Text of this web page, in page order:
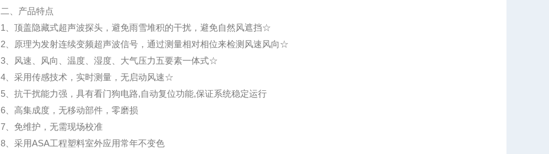
二、产品特点
1、顶盖隐藏式超声波探头，避免雨雪堆积的干扰，避免自然风遮挡☆
2、原理为发射连续变频超声波信号，通过测量相对相位来检测风速风向☆
3、风速、风向、温度、湿度、大气压力五要素一体式☆
4、采用传感技术，实时测量，无启动风速☆
5、抗干扰能力强，具有看门狗电路,自动复位功能,保证系统稳定运行
6、高集成度，无移动部件，零磨损
7、免维护，无需现场校准
8、采用ASA工程塑料室外应用常年不变色